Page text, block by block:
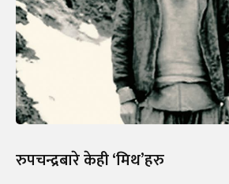
रुपचन्द्रबारे केही ‘मिथ’हरु